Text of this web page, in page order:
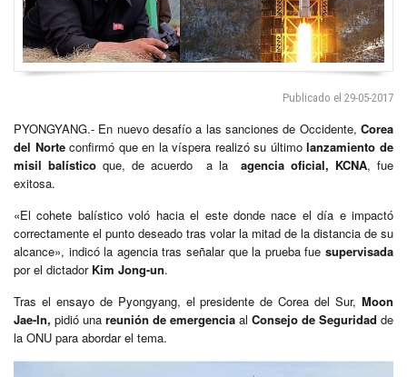
Publicado el 29-05-2017
PYONGYANG.- En nuevo desafío a las sanciones de Occidente, Corea
del Norteconfirmó que en la víspera realizó su últimolanzamiento de
misil balístico que, de acuerdo a la agencia oficial, KCNA, fue
exitosa.
«El cohete balístico voló hacia el este donde nace el día e impactó
correctamente el punto deseado tras volar la mitad de la distancia de su
alcance», indicó la agencia tras señalar que la prueba fue supervisada
por el dictador Kim Jong-un.
Tras el ensayo de Pyongyang, el presidente de Corea del Sur, Moon
Jae-In, pidió una reunión de emergencia al Consejo de Seguridad de
la ONU para abordar el tema.